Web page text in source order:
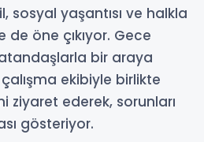
sosyal yaşantısı ve halkla
öne çıkıyor. Gece
bir araya
ekibiyle birlikte
ziyaret ederek, sorunları
gösteriyor.